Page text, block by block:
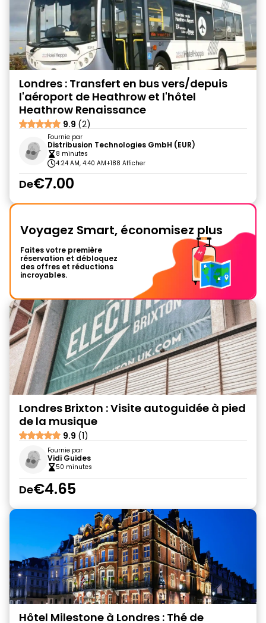
Londres : Transfert en bus vers/depuis
l'aéroport de Heathrow et l'hôtel
Heathrow Renaissance
9.9 (2)
Fournie par
Distribusion Technologies GmbH (EUR)
8 minutes
4:24 AM, 4:40 AM+188 Afficher
De€7.00
Voyagez Smart, économisez plus
Faites votre première
réservation et débloquez
des offres et réductions
incroyables.
Londres Brixton : Visite autoguidée à pied
de la musique
9.9 (1)
Fournie par
Vidi Guides
50 minutes
De€4.65
Hôtel Milestone à Londres : Thé de